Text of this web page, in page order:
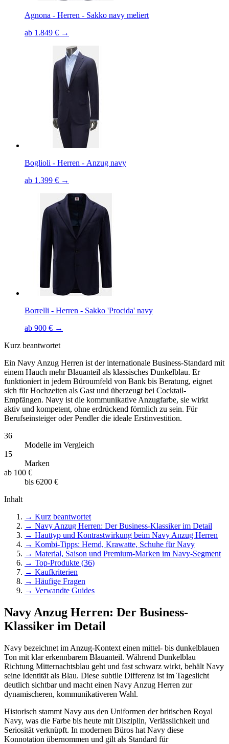
Agnona - Herren - Sakko navy meliert
ab 1.849 € →
Boglioli - Herren - Anzug navy
ab 1.399 € →
Borrelli - Herren - Sakko 'Procida' navy
ab 900 € →
Kurz beantwortet
Ein Navy Anzug Herren ist der internationale Business-Standard mit
einem Hauch mehr Blauanteil als klassisches Dunkelblau. Er
funktioniert in jedem Büroumfeld von Bank bis Beratung, eignet
sich für Hochzeiten als Gast und überzeugt bei Cocktail-
Empfängen. Navy ist die kommunikative Anzugfarbe, sie wirkt
aktiv und kompetent, ohne erdrückend förmlich zu sein. Für
Berufseinsteiger oder Pendler die ideale Erstinvestition.
36
Modelle im Vergleich
15
Marken
ab 100 €
bis 6200 €
Inhalt
→ Kurz beantwortet
→ Navy Anzug Herren: Der Business-Klassiker im Detail
→ Hauttyp und Kontrastwirkung beim Navy Anzug Herren
→ Kombi-Tipps: Hemd, Krawatte, Schuhe für Navy
→ Material, Saison und Premium-Marken im Navy-Segment
→ Top-Produkte (36)
→ Kaufkriterien
→ Häufige Fragen
→ Verwandte Guides
Navy Anzug Herren: Der Business-
Klassiker im Detail
Navy bezeichnet im Anzug-Kontext einen mittel- bis dunkelblauen
Ton mit klar erkennbarem Blauanteil. Während Dunkelblau
Richtung Mitternachtsblau geht und fast schwarz wirkt, behält Navy
seine Identität als Blau. Diese subtile Differenz ist im Tageslicht
deutlich sichtbar und macht einen Navy Anzug Herren zur
dynamischeren, kommunikativeren Wahl.
Historisch stammt Navy aus den Uniformen der britischen Royal
Navy, was die Farbe bis heute mit Disziplin, Verlässlichkeit und
Seriosität verknüpft. In modernen Büros hat Navy diese
Konnotation übernommen und gilt als Standard für